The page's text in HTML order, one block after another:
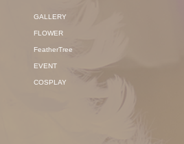
GALLERY
FLOWER
FeatherTree
EVENT
COSPLAY